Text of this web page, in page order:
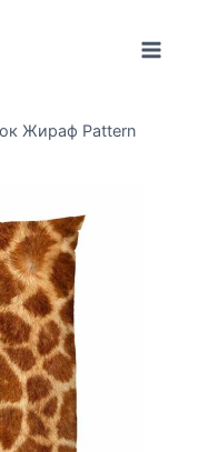
Жираф Pattern